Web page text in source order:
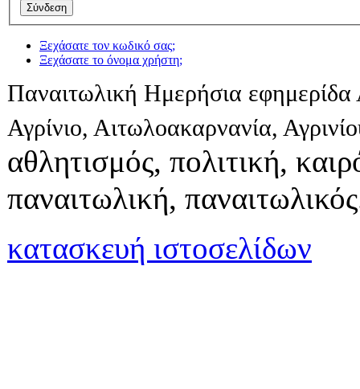
Ξεχάσατε τον κωδικό σας;
Ξεχάσατε το όνομα χρήστη;
Παναιτωλική Ημερήσια εφημερίδα
Αγρίνιο, Αιτωλοακαρνανία,
αθλητισμός, πολιτική,
παναιτωλική,
κατασκευή ιστοσελίδων